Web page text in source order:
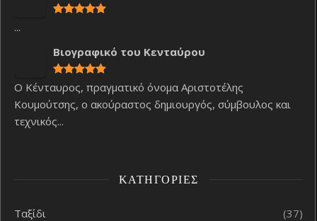
...
Βιογραφικό του Κενταύρου
Ο Κένταυρος, πραγματικό όνομα Αριστοτέλης
Κουμούτσης, ο ακούραστος δημιουργός, σύμβουλος και
τεχνικός...
ΚΑΤΗΓΟΡΊΕΣ
Ταξίδι (37)